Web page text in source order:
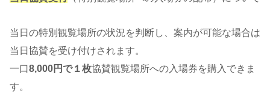
当日の特別観覧場所の状況を判断し、案内が可能な場合は
当日協賛を受け付けされます。
一口8,000円で１枚協賛観覧場所への入場券を購入できま
す。